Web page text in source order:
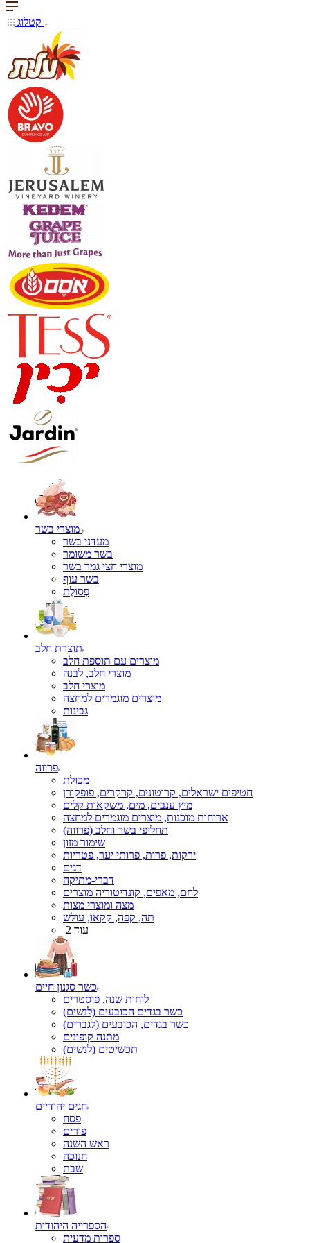
מעדני בשר
בשר משומר
מוצרי חצי גמר בשר
בשר עוף
פְּסוֹלֶת
תוצרת חלב
מוצרים עם תוספת חלב
מוצרי חלב, לבנה
מוצרי חלב
מוצרים מוגמרים למחצה
גבינות
פרווה
מכולת
חטיפים ישראלים, קרוטונים, קרקרים, פופקורן
מיץ ענבים, מים, משקאות קלים
ארוחות מוכנות, מוצרים מוגמרים למחצה
תחליפי בשר וחלב (פרווה)
שימור מזון
ירקות, פרות, פרותי יער, פטריות
דגים
דברי-מתיקה
לחם, מאפים, קונדיטוריה מוצרים
מצה ומוצרי מצות
תה, קפה, קקאו, עולש
עוד 2
כשר סגנון חיים
לוחות שנה, פוסטרים
כשר בגדים הכובעים (לנשים)
כשר בגדים, הכובעים (לגברים)
מתנה קופונים
תכשיטים (לנשים)
חגים יהודיים
פסח
פורים
ראש השנה
חנוכה
שבת
הספרייה היהודית
ספרות מדעית